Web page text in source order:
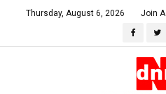
Thursday, August 6, 2026 Join